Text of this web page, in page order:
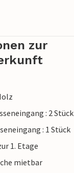
zur
: 2 Stück
: 1 Stück
1. Etage
mietbar